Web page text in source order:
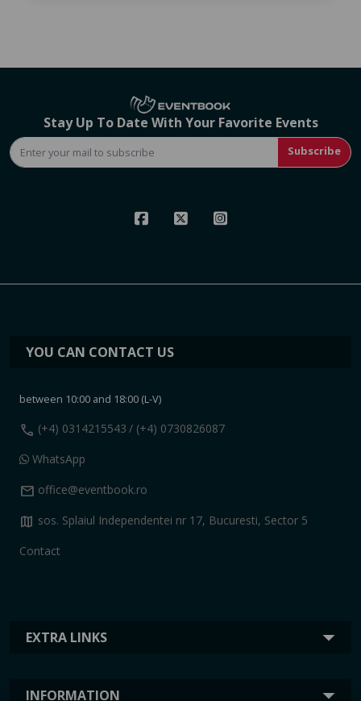
Stay Up To Date With Your Favorite Events
Subscribe
EXTRA LINKS
INFORMATION
YOU CAN CONTACT US
between 10:00 and 18:00 (L-V)
call (+4) 0314215543 / (+4) 0730826087
WhatsApp
mail office@eventbook.ro
map sos. Splaiul Independentei nr 17, Bucuresti, Sector 5
Contact